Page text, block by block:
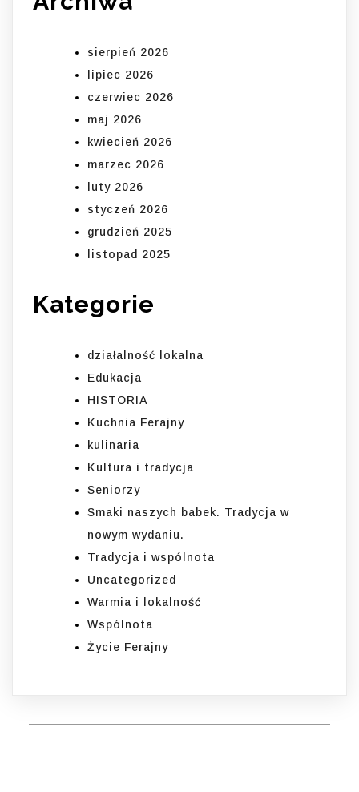
sierpień 2026
lipiec 2026
czerwiec 2026
maj 2026
kwiecień 2026
marzec 2026
luty 2026
styczeń 2026
grudzień 2025
listopad 2025
Kategorie
działalność lokalna
Edukacja
HISTORIA
Kuchnia Ferajny
kulinaria
Kultura i tradycja
Seniorzy
Smaki naszych babek. Tradycja w
nowym wydaniu.
Tradycja i wspólnota
Uncategorized
Warmia i lokalność
Wspólnota
Życie Ferajny